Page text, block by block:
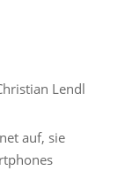
Lendl
auf, sie